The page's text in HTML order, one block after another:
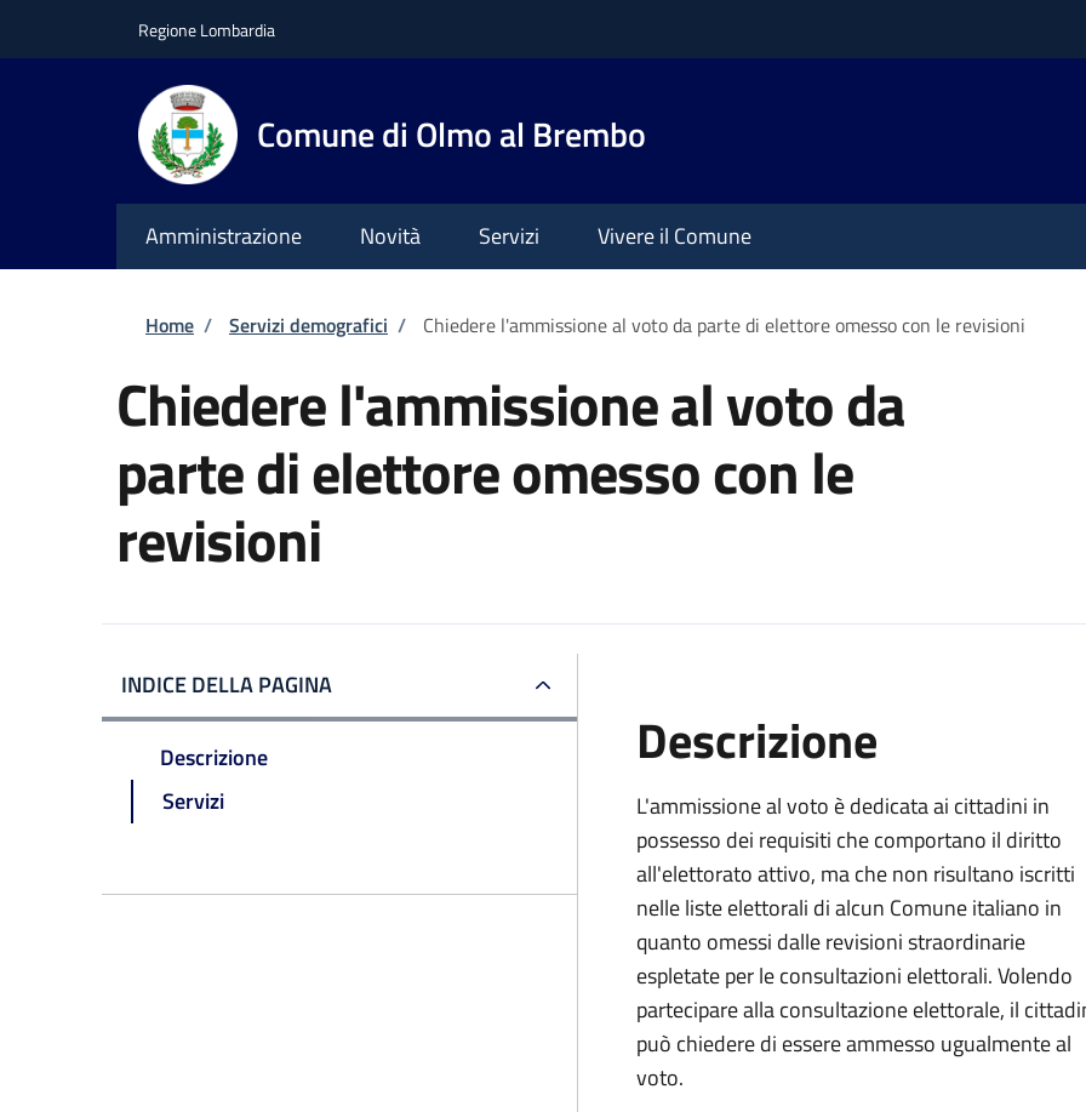
Regione Lombardia
Comune di Olmo al Brembo
Amministrazione Novità Servizi Vivere il Comune
Briciole di pane
Home / Servizi demografici / Chiedere l'ammissione al voto da parte di elettore omesso con le revisioni
Chiedere l'ammissione al voto da
parte di elettore omesso con le
revisioni
INDICE DELLA PAGINA
Descrizione
Servizi
Descrizione
L'ammissione al voto è dedicata ai cittadini in
possesso dei requisiti che comportano il diritto
all'elettorato attivo, ma che non risultano iscritti
nelle liste elettorali di alcun Comune italiano in
quanto omessi dalle revisioni straordinarie
espletate per le consultazioni elettorali. Volendo
partecipare alla consultazione elettorale, il
può chiedere di essere ammesso ugualmente al
voto.